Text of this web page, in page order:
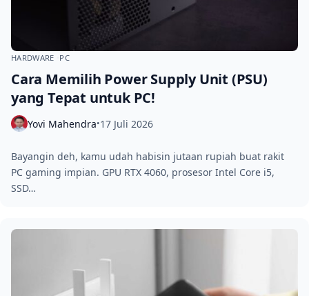
HARDWARE PC
Cara Memilih Power Supply Unit (PSU)
yang Tepat untuk PC!
Yovi Mahendra•17 Juli 2026
Bayangin deh, kamu udah habisin jutaan rupiah buat rakit
PC gaming impian. GPU RTX 4060, prosesor Intel Core i5,
SSD…